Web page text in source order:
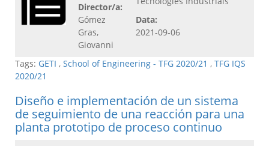
Director/a:
Gómez
Gras,
Giovanni
Data:
2021-09-06
Tags: GETI , School of Engineering - TFG 2020/21 , TFG IQS
2020/21
Diseño e implementación de un sistema
de seguimiento de una reacción para una
planta prototipo de proceso continuo